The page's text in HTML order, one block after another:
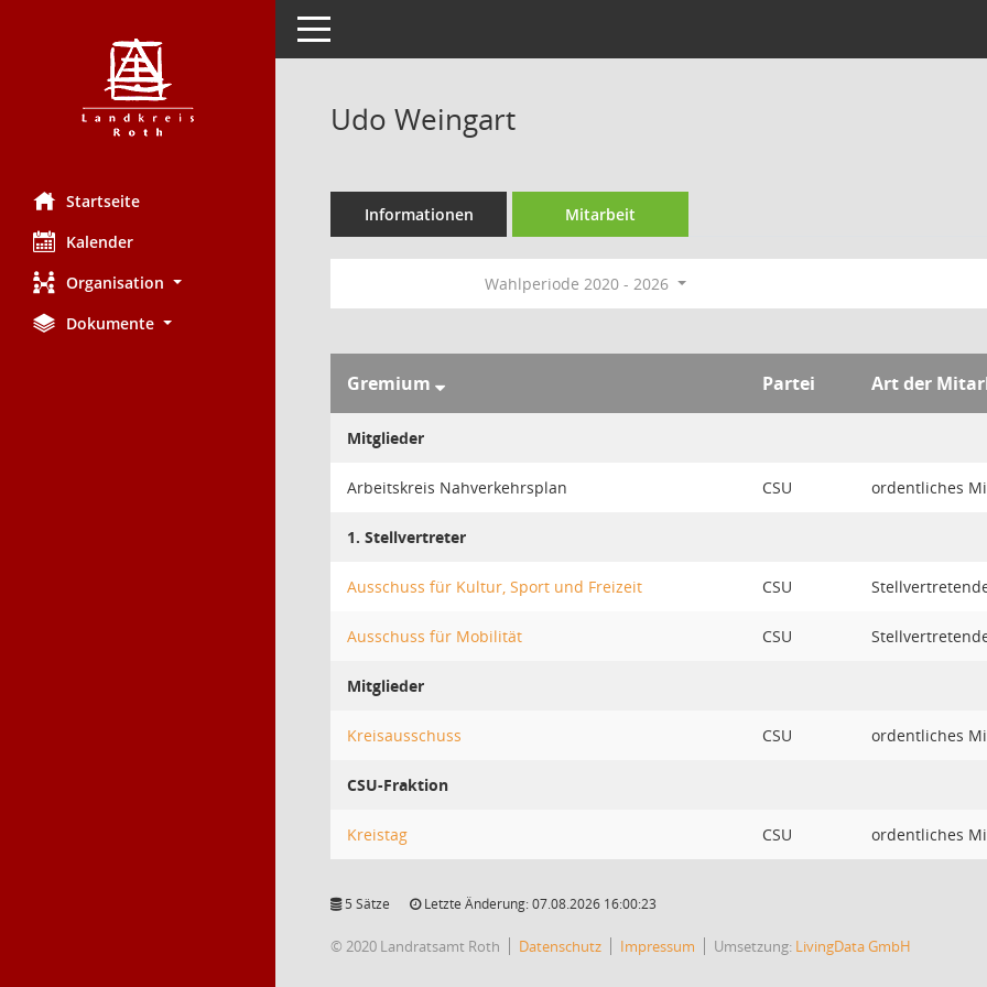
Startseite
Kalender
Organisation
Dokumente
Toggle navigation
Udo Weingart
Informationen Mitarbeit
Wahlperiode 2020 - 2026
Gremium Partei Art der
Mitglieder
Arbeitskreis Nahverkehrsplan CSU ordentliches
1. Stellvertreter
Ausschuss für Kultur, Sport und Freizeit CSU
Ausschuss für Mobilität CSU
Mitglieder
Kreisausschuss CSU ordentliches
CSU-Fraktion
Kreistag CSU ordentliches
5 Sätze Letzte Änderung: 07.08.2026 16:00:23
© 2020 Landratsamt Roth Datenschutz Impressum Umsetzung: LivingData GmbH